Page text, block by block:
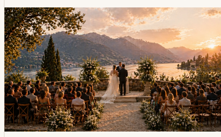
в одиночку станет нести слишком много.